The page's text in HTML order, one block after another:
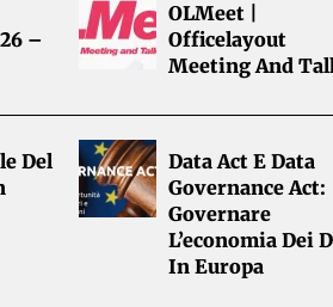
–
OLMeet |
Officelayout
Meeting And
Del
Data Act E Data
Governance Act:
Governare
L’economia Dei
In Europa